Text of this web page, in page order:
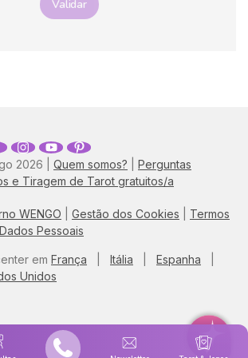
necessidade de reviver o
chaves para identificar
estes padrões ocultos,
libertar-se do passado e,
como a cura da relação
consigo mesmo(a) é o
atrair um amor saudável,
consciente e recíproco.
Validar
2026 | Quem somos?
Perguntas
e Tiragem de Tarot gratuitos/a
WENGO Gestão dos Cookies
Termos
Pessoais
em França Itália Espanha
Unidos